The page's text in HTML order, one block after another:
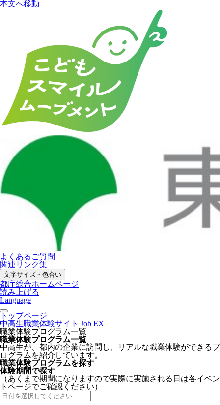
本文へ移動
よくあるご質問
関連リンク集
文字サイズ・色合い
都庁総合ホームページ
読み上げる
Language
トップページ
中高生職業体験サイト Job EX
職業体験プログラム一覧
職業体験プログラム一覧
中高生が、都内の企業に訪問し、リアルな職業体験ができるプ
ログラムを紹介しています。
職業体験プログラムを探す
体験期間で探す
（あくまで期間になりますので実際に実施される日は各イベン
トページでご確認ください）